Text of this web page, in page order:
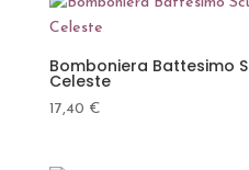
Bomboniera Battesimo
Celeste
17,40 €